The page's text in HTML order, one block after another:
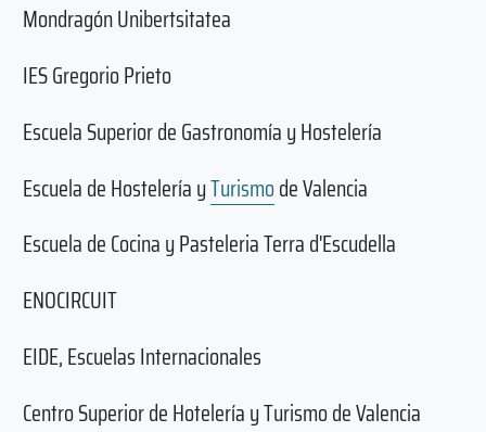
Mondragón Unibertsitatea
IES Gregorio Prieto
Escuela Superior de Gastronomía y Hostelería
Escuela de Hostelería yTurismode Valencia
Escuela de Cocina y Pasteleria Terra d'Escudella
ENOCIRCUIT
EIDE, Escuelas Internacionales
Centro Superior de Hotelería y Turismo de Valencia